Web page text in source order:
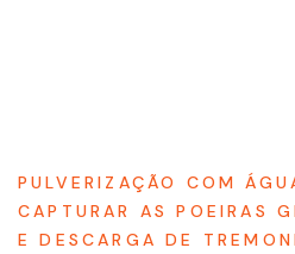
PULVERIZAÇÃO COM
CAPTURAR AS POEIRAS
E DESCARGA DE